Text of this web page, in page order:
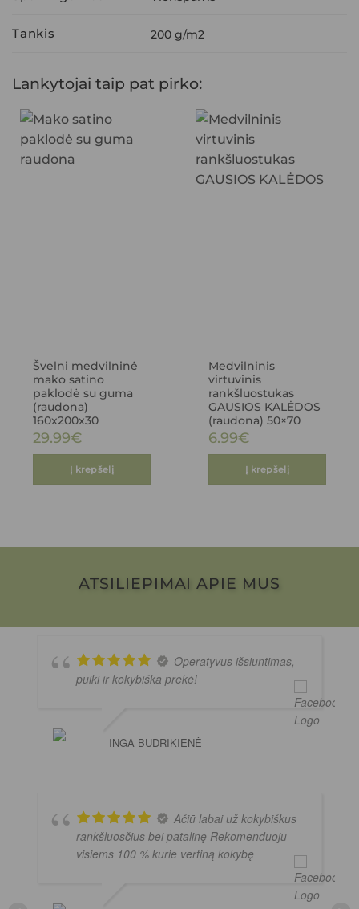
Tankis 200 g/m2
Lankytojai taip pat pirko:
Švelni medvilninė
mako satino
paklodė su guma
(raudona)
160x200x30
29.99€
Į krepšelį
Medvilninis
virtuvinis
rankšluostukas
GAUSIOS KALĖDOS
(raudona) 50×70
6.99€
Į krepšelį
ATSILIEPIMAI APIE MUS
Operatyvus išsiuntimas,
puiki ir kokybiška prekė!
INGA BUDRIKIENĖ
Ačiū labai už kokybiškus
rankšluosčius bei patalinę Rekomenduoju
visiems 100 % kurie vertiną kokybę